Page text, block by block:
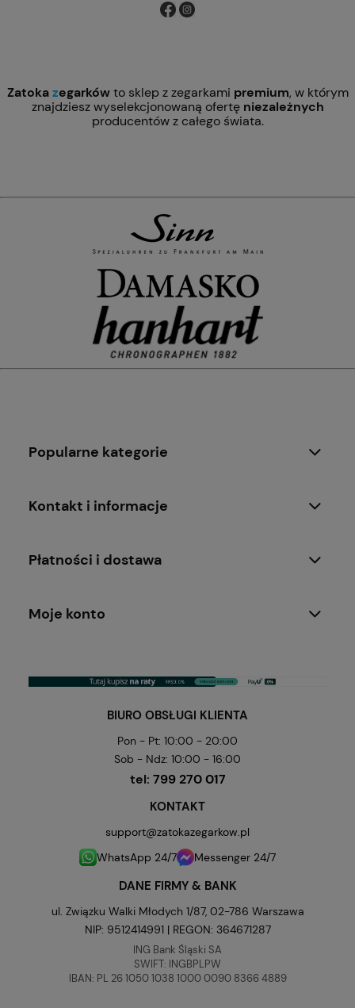
Zatokazegarkówto sklep z zegarkami premium, w którym
znajdziesz wyselekcjonowaną ofertę niezależnych
producentów z całego świata.
Popularne kategorie
Kontakt i informacje
Płatności i dostawa
Moje konto
BIURO OBSŁUGI KLIENTA
Pon - Pt: 10:00 - 20:00
Sob - Ndz: 10:00 - 16:00
tel: 799 270 017
KONTAKT
support@zatokazegarkow.pl
WhatsApp 24/7
Messenger 24/7
DANE FIRMY & BANK
ul. Związku Walki Młodych 1/87, 02-786 Warszawa
NIP: 9512414991 | REGON: 364671287
ING Bank Śląski SA
SWIFT: INGBPLPW
IBAN: PL 26 1050 1038 1000 0090 8366 4889